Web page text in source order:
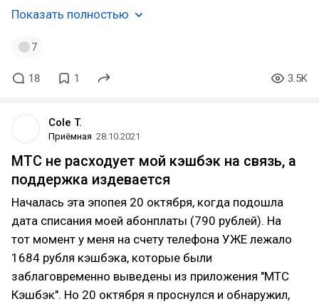
Показать полностью
7
18 1 3.5K
Cole T.
Приёмная 28.10.2021
МТС не расходует мой кэшбэк на связь, а
поддержка издевается
Началась эта эпопея 20 октября, когда подошла
дата списания моей абонплаты (790 рублей). На
тот момент у меня на счету телефона УЖЕ лежало
1684 рубля кэшбэка, которые были
заблаговременно выведены из приложения "МТС
Кэшбэк". Но 20 октября я проснулся и обнаружил,